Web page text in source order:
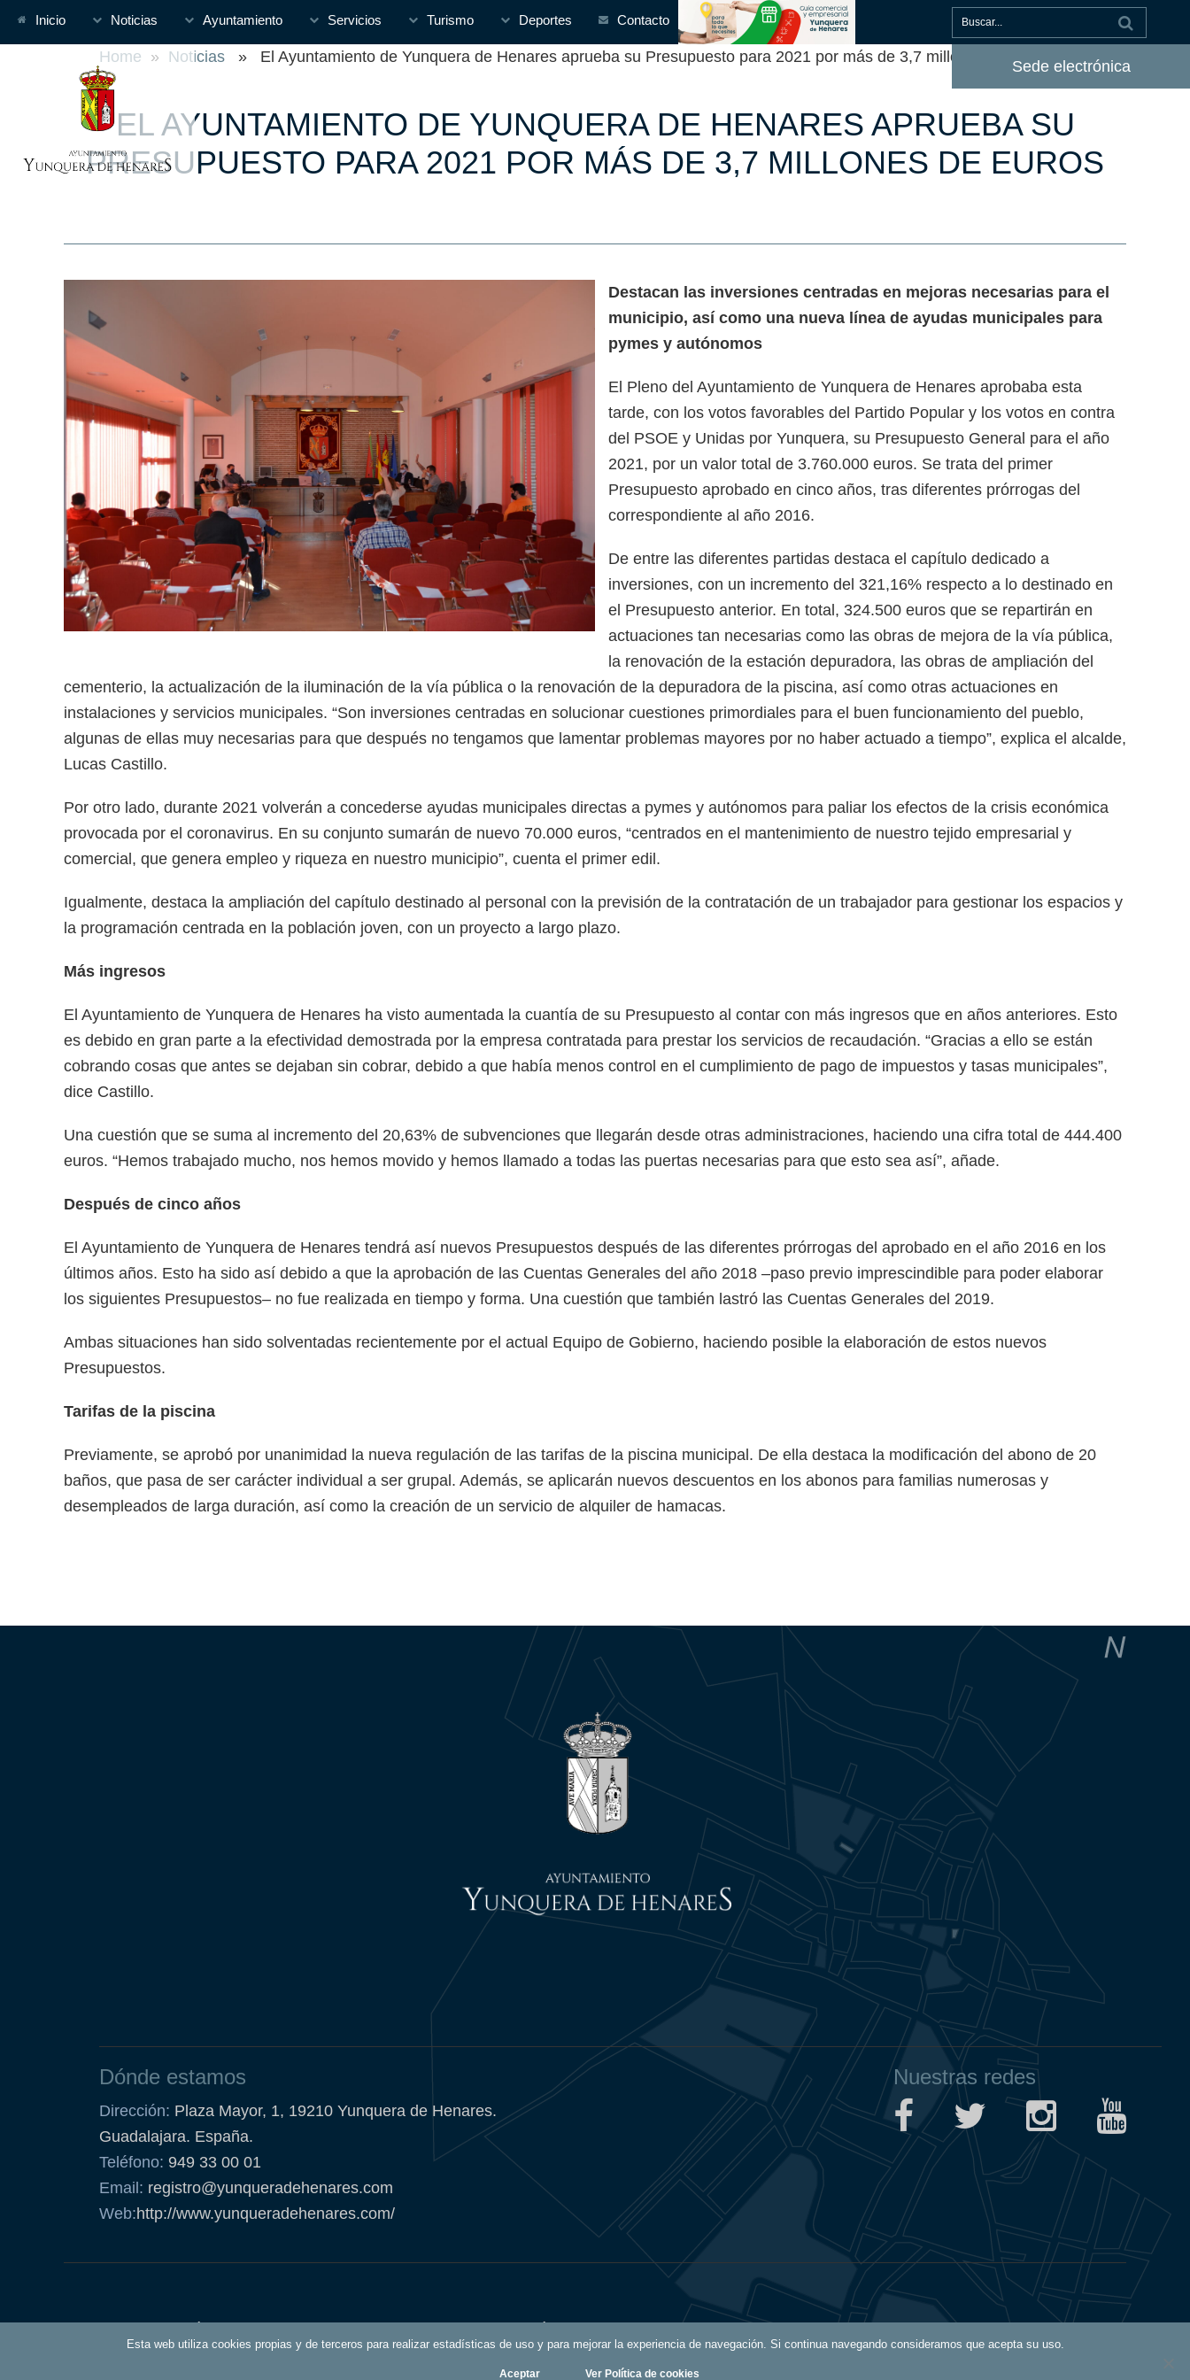
Inicio Noticias Ayuntamiento Servicios Turismo Deportes Contacto
Sede electrónica
Home » Noticias » El Ayuntamiento de Yunquera de Henares aprueba su Presupuesto para 2021 por más de 3,7 millones de euros
EL AYUNTAMIENTO DE YUNQUERA DE HENARES APRUEBA SU
PRESUPUESTO PARA 2021 POR MÁS DE 3,7 MILLONES DE EUROS
Destacan las inversiones centradas en mejoras necesarias para el
municipio, así como una nueva línea de ayudas municipales para
pymes y autónomos
El Pleno del Ayuntamiento de Yunquera de Henares aprobaba esta
tarde, con los votos favorables del Partido Popular y los votos en contra
del PSOE y Unidas por Yunquera, su Presupuesto General para el año
2021, por un valor total de 3.760.000 euros. Se trata del primer
Presupuesto aprobado en cinco años, tras diferentes prórrogas del
correspondiente al año 2016.
De entre las diferentes partidas destaca el capítulo dedicado a
inversiones, con un incremento del 321,16% respecto a lo destinado en
el Presupuesto anterior. En total, 324.500 euros que se repartirán en
actuaciones tan necesarias como las obras de mejora de la vía pública,
la renovación de la estación depuradora, las obras de ampliación del
cementerio, la actualización de la iluminación de la vía pública o la renovación de la depuradora de la piscina, así como otras actuaciones en
instalaciones y servicios municipales. “Son inversiones centradas en solucionar cuestiones primordiales para el buen funcionamiento del pueblo,
algunas de ellas muy necesarias para que después no tengamos que lamentar problemas mayores por no haber actuado a tiempo”, explica el alcalde,
Lucas Castillo.
Por otro lado, durante 2021 volverán a concederse ayudas municipales directas a pymes y autónomos para paliar los efectos de la crisis económica
provocada por el coronavirus. En su conjunto sumarán de nuevo 70.000 euros, “centrados en el mantenimiento de nuestro tejido empresarial y
comercial, que genera empleo y riqueza en nuestro municipio”, cuenta el primer edil.
Igualmente, destaca la ampliación del capítulo destinado al personal con la previsión de la contratación de un trabajador para gestionar los espacios y
la programación centrada en la población joven, con un proyecto a largo plazo.
Más ingresos
El Ayuntamiento de Yunquera de Henares ha visto aumentada la cuantía de su Presupuesto al contar con más ingresos que en años anteriores. Esto
es debido en gran parte a la efectividad demostrada por la empresa contratada para prestar los servicios de recaudación. “Gracias a ello se están
cobrando cosas que antes se dejaban sin cobrar, debido a que había menos control en el cumplimiento de pago de impuestos y tasas municipales”,
dice Castillo.
Una cuestión que se suma al incremento del 20,63% de subvenciones que llegarán desde otras administraciones, haciendo una cifra total de 444.400
euros. “Hemos trabajado mucho, nos hemos movido y hemos llamado a todas las puertas necesarias para que esto sea así”, añade.
Después de cinco años
El Ayuntamiento de Yunquera de Henares tendrá así nuevos Presupuestos después de las diferentes prórrogas del aprobado en el año 2016 en los
últimos años. Esto ha sido así debido a que la aprobación de las Cuentas Generales del año 2018 –paso previo imprescindible para poder elaborar
los siguientes Presupuestos– no fue realizada en tiempo y forma. Una cuestión que también lastró las Cuentas Generales del 2019.
Ambas situaciones han sido solventadas recientemente por el actual Equipo de Gobierno, haciendo posible la elaboración de estos nuevos
Presupuestos.
Tarifas de la piscina
Previamente, se aprobó por unanimidad la nueva regulación de las tarifas de la piscina municipal. De ella destaca la modificación del abono de 20
baños, que pasa de ser carácter individual a ser grupal. Además, se aplicarán nuevos descuentos en los abonos para familias numerosas y
desempleados de larga duración, así como la creación de un servicio de alquiler de hamacas.
Esta web utiliza cookies propias y de terceros para realizar estadísticas de uso y para mejorar la experiencia de navegación. Si continua navegando consideramos que acepta su uso.
Aceptar Ver Política de cookies
Dónde estamos
Dirección: Plaza Mayor, 1, 19210 Yunquera de Henares.
Guadalajara. España.
Teléfono: 949 33 00 01
Email: registro@yunqueradehenares.com
Web:http://www.yunqueradehenares.com/
Nuestras redes